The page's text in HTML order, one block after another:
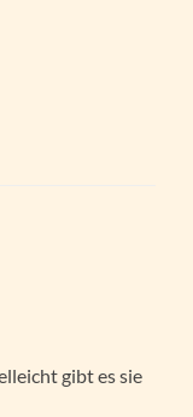
gibt es sie